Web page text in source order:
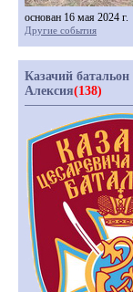
основан 16 мая 2024 г.
Другие события
Казачий
Алексия(138)